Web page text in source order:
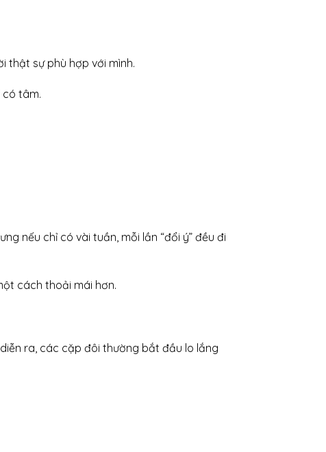
thật sự phù hợp với mình.
có tâm.
nếu chỉ có vài tuần, mỗi lần “đổi ý” đều đi
cách thoải mái hơn.
ra, các cặp đôi thường bắt đầu lo lắng